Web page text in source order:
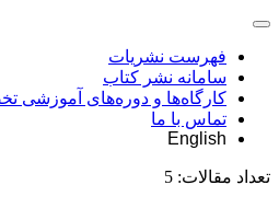
فهرست نشریات
سامانه نشر کتاب
کارگاه‌ها و دوره‌های آموزشی
تماس با ما
English
تعداد مقالات: 5